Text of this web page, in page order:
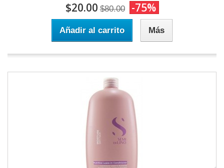
$20.00 $80.00 -75%
Añadir al carrito Más